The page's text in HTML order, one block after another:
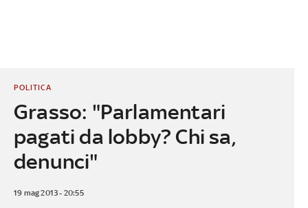
Grasso: "Parlamentari
pagati da lobby? Chi sa,
denunci"
POLITICA
19 mag 2013 - 20:55